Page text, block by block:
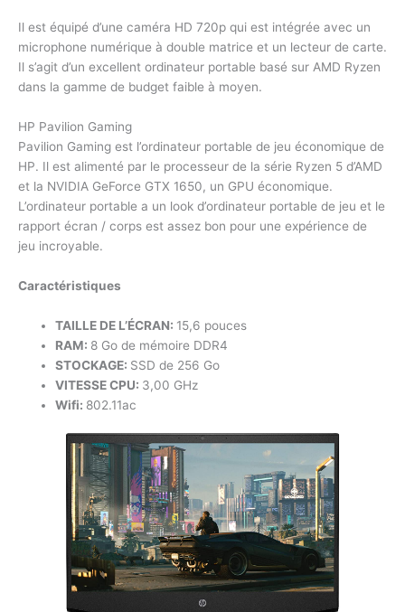
Il est équipé d’une caméra HD 720p qui est intégrée avec un
microphone numérique à double matrice et un lecteur de carte.
Il s’agit d’un excellent ordinateur portable basé sur AMD Ryzen
dans la gamme de budget faible à moyen.
HP Pavilion Gaming
Pavilion Gaming est l’ordinateur portable de jeu économique de
HP. Il est alimenté par le processeur de la série Ryzen 5 d’AMD
et la NVIDIA GeForce GTX 1650, un GPU économique.
L’ordinateur portable a un look d’ordinateur portable de jeu et le
rapport écran / corps est assez bon pour une expérience de
jeu incroyable.
Caractéristiques
TAILLE DE L’ÉCRAN: 15,6 pouces
RAM: 8 Go de mémoire DDR4
STOCKAGE: SSD de 256 Go
VITESSE CPU: 3,00 GHz
Wifi: 802.11ac